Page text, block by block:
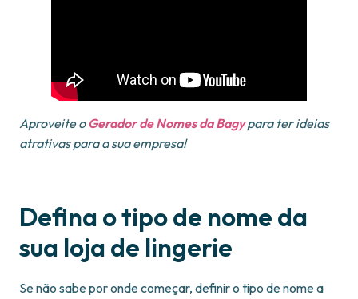
Aproveite oGerador de Nomes da Bagy para ter ideias
atrativas para a sua empresa!
Defina o tipo de nome da
sua loja de lingerie
Se não sabe por onde começar, definir o tipo de nome a